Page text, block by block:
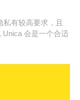
有较高要求，且
Unica 会是一个合适